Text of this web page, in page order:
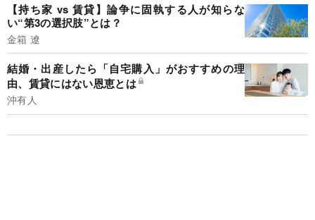
【持ち家 vs 賃貸】論争に固執する人が知らな
い“第3の選択肢”とは？
金箱 遼
結婚・出産したら「自宅購入」がおすすめの理
由、賃貸にはない恩恵とは
沖有人